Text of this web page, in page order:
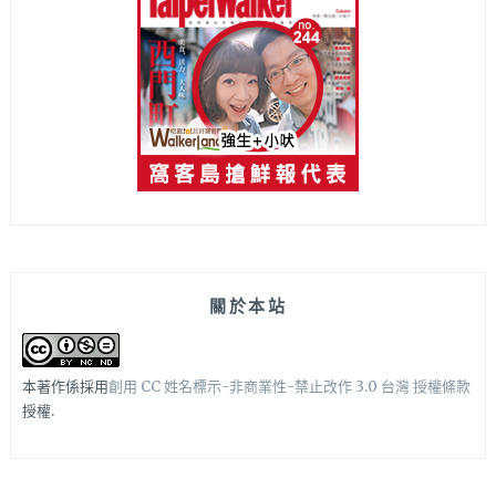
關於本站
本著作係採用創用 CC 姓名標示-非商業性-禁止改作 3.0 台灣 授權條款
授權.